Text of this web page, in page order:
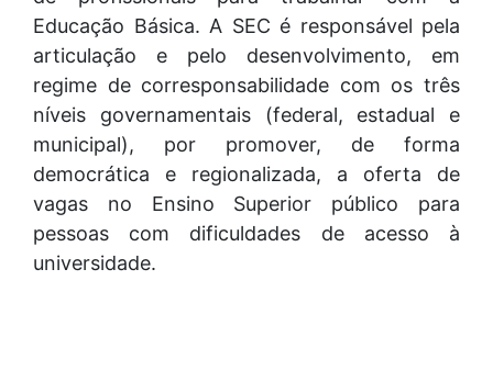
Educação Básica. A SEC é responsável pela
articulação e pelo desenvolvimento, em
regime de corresponsabilidade com os três
níveis governamentais (federal, estadual e
municipal), por promover, de forma
democrática e regionalizada, a oferta de
vagas no Ensino Superior público para
pessoas com dificuldades de acesso à
universidade.